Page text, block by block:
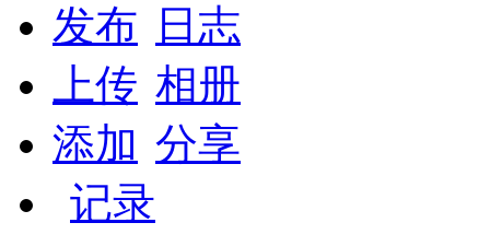
发布
日志
上传 相册
添加 分享
记录